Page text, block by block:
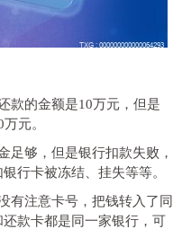
款的金额是10万元，但是
元。
足够，但是银行扣款失败，
行卡被冻结、挂失等等。
有注意卡号，把钱转入了同
款卡都是同一家银行，可